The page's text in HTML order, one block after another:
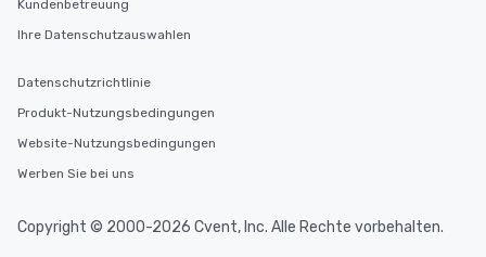
Kundenbetreuung
Ihre Datenschutzauswahlen
Datenschutzrichtlinie
Produkt-Nutzungsbedingungen
Website-Nutzungsbedingungen
Werben Sie bei uns
Copyright © 2000-2026 Cvent, Inc. Alle Rechte vorbehalten.